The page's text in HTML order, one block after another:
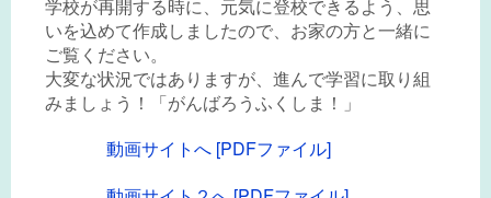
学校が再開する時に、元気に登校できるよう、思
いを込めて作成しましたので、お家の方と一緒に
ご覧ください。
大変な状況ではありますが、進んで学習に取り組
みましょう！「がんばろうふくしま！」
動画サイトへ [PDFファイル]